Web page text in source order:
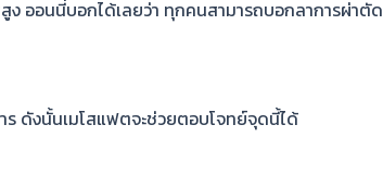
สูง ออนนี่บอกได้เลยว่า ทุกคนสามารถบอกลาการผ่าตัด
ร ดังนั้นเมโสแฟตจะช่วยตอบโจทย์จุดนี้ได้